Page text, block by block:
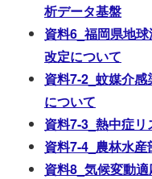
析データ基盤
資料6_福岡県地
改定について
資料7-2_蚊媒介
について
資料7-3_熱中症
資料7-4_農林水
資料8_気候変動